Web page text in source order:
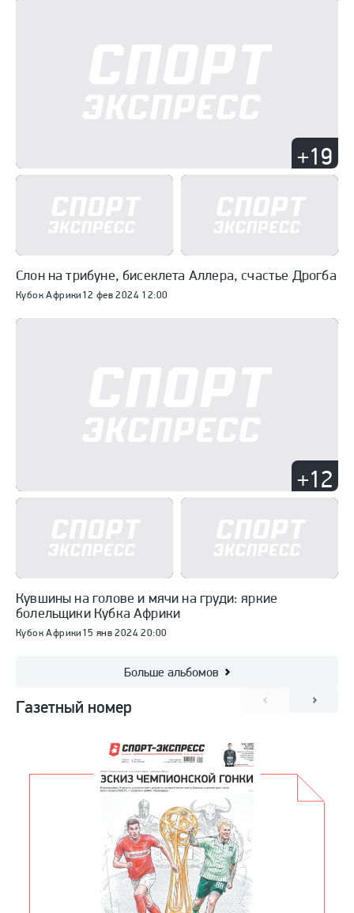
+19
Слон на трибуне, бисеклета Аллера, счастье Дрогба
Кубок Африки 12 фев 2024 12:00
+12
Кувшины на голове и мячи на груди: яркие
болельщики Кубка Африки
Кубок Африки 15 янв 2024 20:00
Больше альбомов
Газетный номер